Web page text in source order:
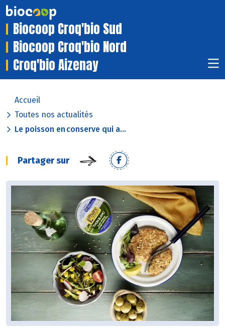
Biocoop Croq'bio Sud
Biocoop Croq'bio Nord
Croq'bio Aizenay
Accueil
Toutes nos actualités
Le poisson en conserve qui a...
Partager sur